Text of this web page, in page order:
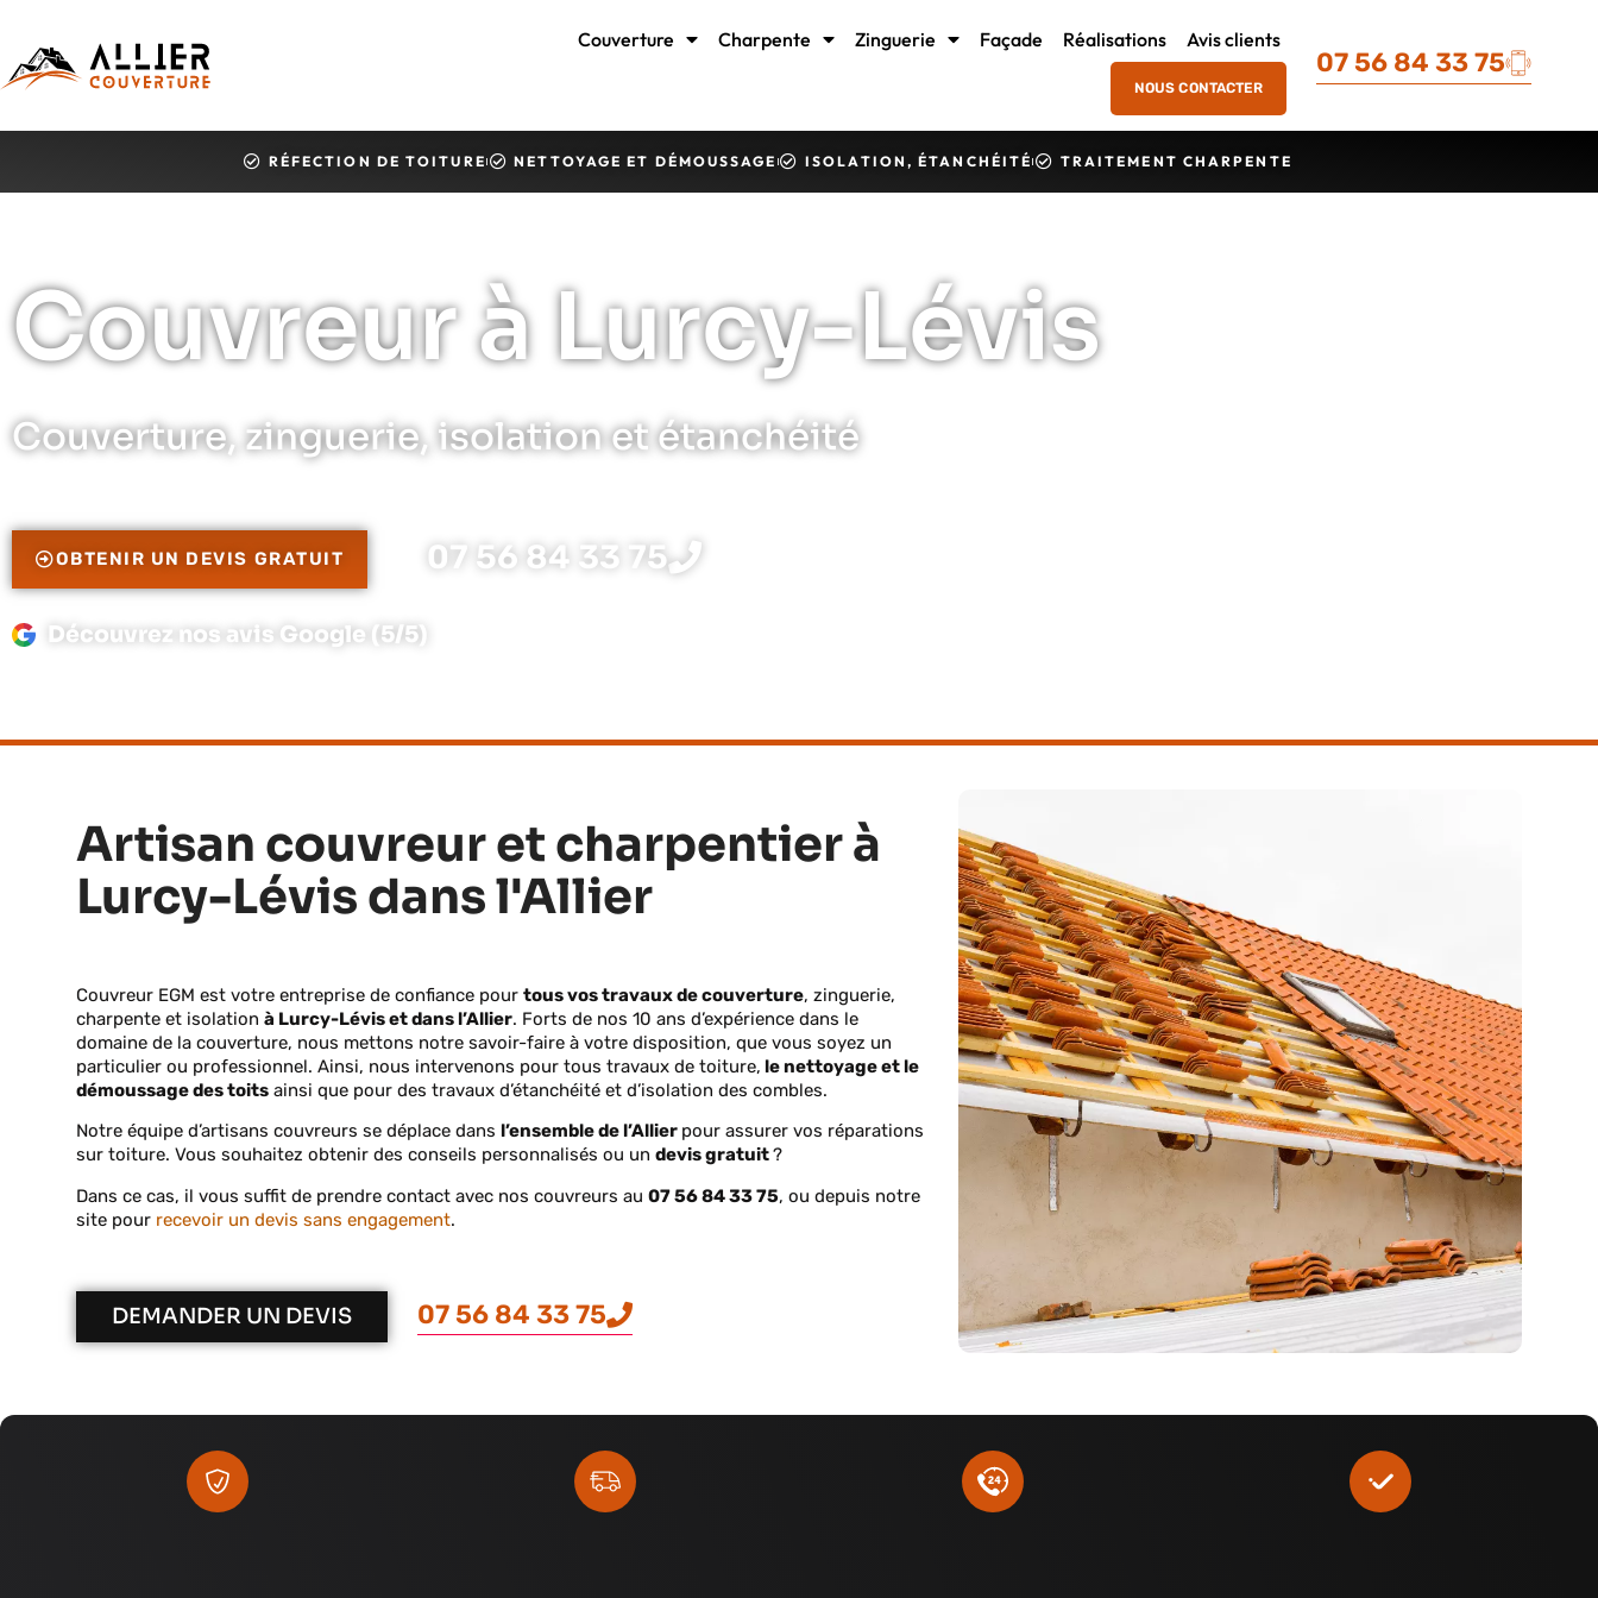
Couverture Charpente Zinguerie Façade Réalisations Avis clients
NOUS CONTACTER
07 56 84 33 75
RÉFECTION DE TOITURE NETTOYAGE ET DÉMOUSSAGE ISOLATION, ÉTANCHÉITÉ TRAITEMENT CHARPENTE
Couvreur à Lurcy-Lévis
Couverture, zinguerie, isolation et étanchéité
OBTENIR UN DEVIS GRATUIT 07 56 84 33 75
Découvrez nos avis Google (5/5)
Artisan couvreur et charpentier à
Lurcy-Lévis dans l'Allier
Couvreur EGM est votre entreprise de confiance pour tous vos travaux de couverture, zinguerie,
charpente et isolation à Lurcy-Lévis et dans l’Allier. Forts de nos 10 ans d’expérience dans le
domaine de la couverture, nous mettons notre savoir-faire à votre disposition, que vous soyez un
particulier ou professionnel. Ainsi, nous intervenons pour tous travaux de toiture, le nettoyage et le
démoussage des toitsainsi que pour des travaux d’étanchéité et d’isolation des combles.
Notre équipe d’artisans couvreurs se déplace dans l’ensemble de l’Allier pour assurer vos réparations
sur toiture. Vous souhaitez obtenir des conseils personnalisés ou un devis gratuit?
Dans ce cas, il vous suffit de prendre contact avec nos couvreurs au 07 56 84 33 75, ou depuis notre
site pour recevoir un devis sans engagement.
DEMANDER UN DEVIS 07 56 84 33 75